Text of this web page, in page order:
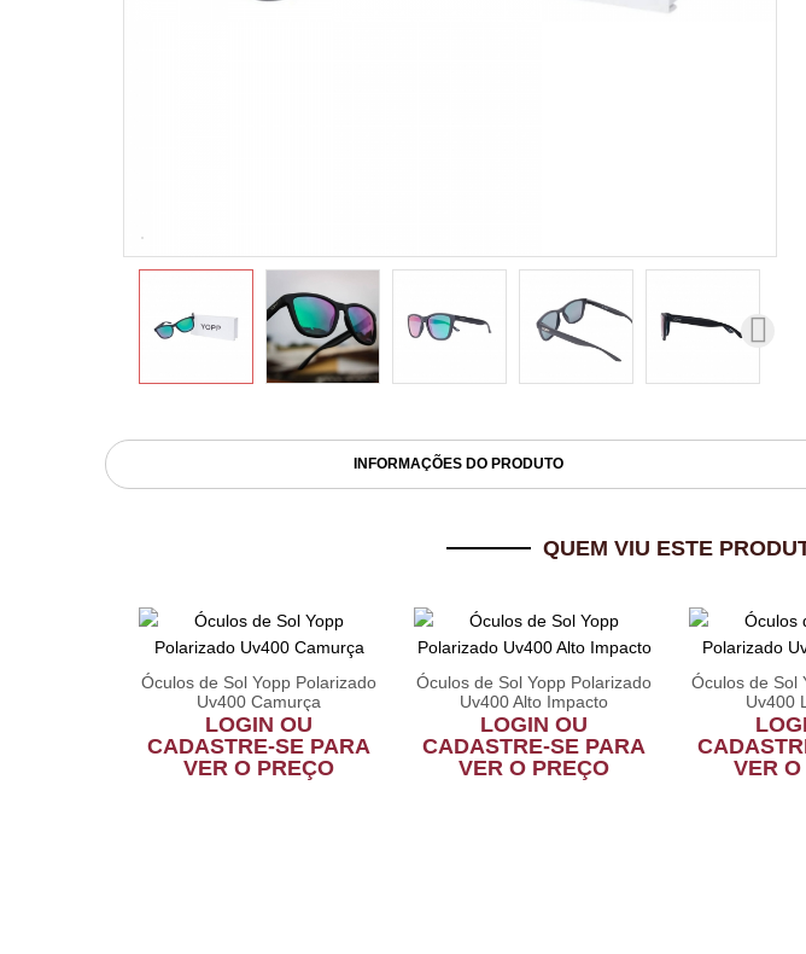
INFORMAÇÕES DO PRODUTO
QUEM VIU ESTE
Óculos de Sol Yopp Polarizado
Uv400 Camurça
LOGIN OU
CADASTRE-SE PARA
VER O PREÇO
Óculos de Sol Yopp Polarizado
Uv400 Alto Impacto
LOGIN OU
CADASTRE-SE PARA
VER O PREÇO
Óculos de Sol
Uv400
VER